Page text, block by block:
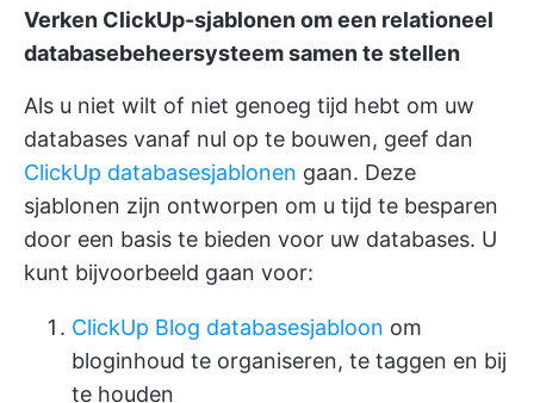
Verken ClickUp-sjablonen om een relationeel
databasebeheersysteem samen te stellen
Als u niet wilt of niet genoeg tijd hebt om uw
databases vanaf nul op te bouwen, geef dan
ClickUp databasesjablonen gaan. Deze
sjablonen zijn ontworpen om u tijd te besparen
door een basis te bieden voor uw databases. U
kunt bijvoorbeeld gaan voor:
ClickUp Blog databasesjabloon om
bloginhoud te organiseren, te taggen en bij
te houden